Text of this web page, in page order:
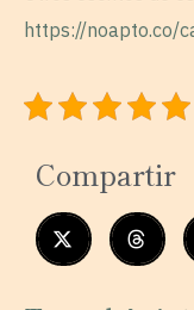
https://noapto.co/
Compartir